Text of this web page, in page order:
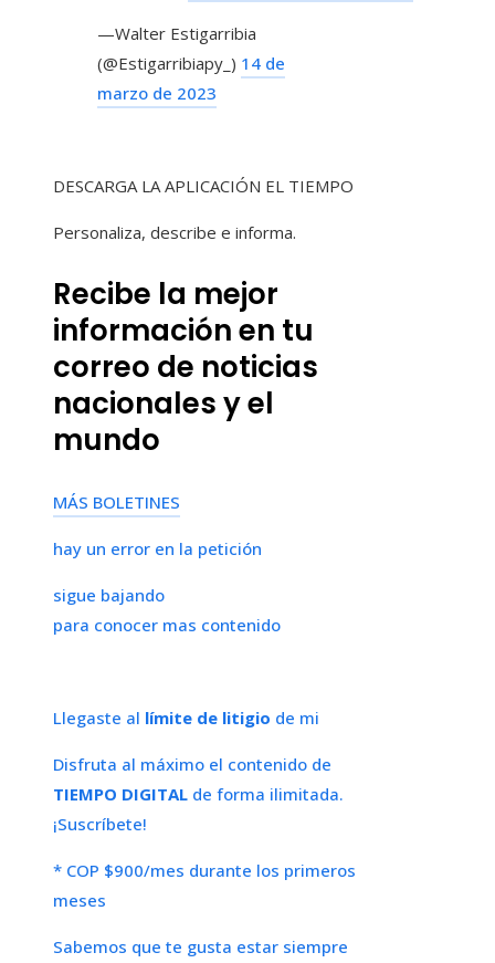
—Walter Estigarribia
(@Estigarribiapy_) 14 de
marzo de 2023
DESCARGA LA APLICACIÓN EL TIEMPO
Personaliza, describe e informa.
Recibe la mejor
información en tu
correo de noticias
nacionales y el
mundo
MÁS BOLETINES
hay un error en la petición
sigue bajando
para conocer mas contenido
Llegaste al límite de litigio de mi
Disfruta al máximo el contenido de
TIEMPO DIGITAL de forma ilimitada.
¡Suscríbete!
* COP $900/mes durante los primeros
meses
Sabemos que te gusta estar siempre